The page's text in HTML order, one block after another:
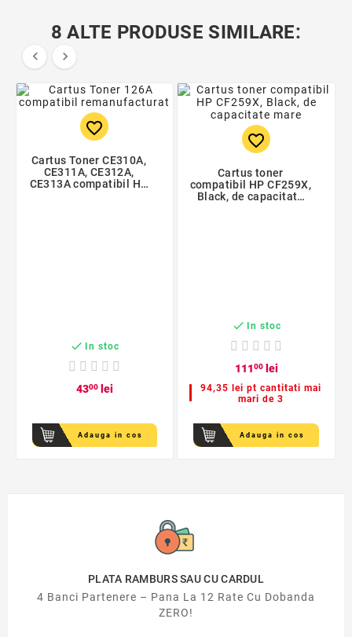
8 ALTE PRODUSE SIMILARE:
 
favorite_border
Cartus Toner CE310A,
CE311A, CE312A,
CE313A compatibil HP
 In stoc
4300lei
Adauga in cos
favorite_border
Cartus toner
compatibil HP CF259X,
Black, de capacitate
 In stoc
11100lei
94,35 lei pt cantitati mai
mari de 3
Adauga in cos
PLATA RAMBURS SAU CU CARDUL
4 Banci Partenere – Pana La 12 Rate Cu Dobanda
ZERO!